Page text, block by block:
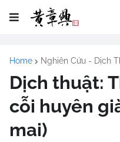
Home Nghiên Cứu - Dịch
Dịch thuật:
cỗi huyên
mai)